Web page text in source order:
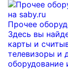
Прочее
Здесь вы
карты и
телевизоры и
оборудование